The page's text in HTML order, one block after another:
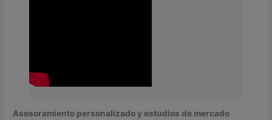
Asesoramiento personalizado y estudios de mercado